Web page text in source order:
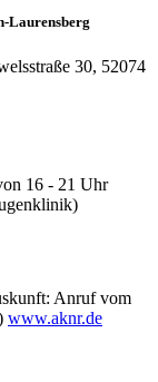
Laurensberg
30, 52074
16 - 21 Uhr
Anruf vom
www.aknr.de